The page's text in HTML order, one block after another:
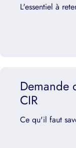
L'essentiel à
Demande
CIR
Ce qu'il faut